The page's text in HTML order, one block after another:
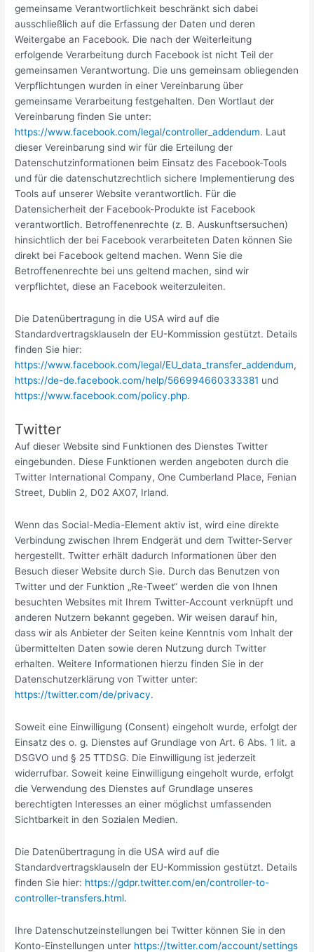
gemeinsame Verantwortlichkeit beschränkt sich dabei
ausschließlich auf die Erfassung der Daten und deren
Weitergabe an Facebook. Die nach der Weiterleitung
erfolgende Verarbeitung durch Facebook ist nicht Teil der
gemeinsamen Verantwortung. Die uns gemeinsam obliegenden
Verpflichtungen wurden in einer Vereinbarung über
gemeinsame Verarbeitung festgehalten. Den Wortlaut der
Vereinbarung finden Sie unter:
https://www.facebook.com/legal/controller_addendum. Laut
dieser Vereinbarung sind wir für die Erteilung der
Datenschutzinformationen beim Einsatz des Facebook-Tools
und für die datenschutzrechtlich sichere Implementierung des
Tools auf unserer Website verantwortlich. Für die
Datensicherheit der Facebook-Produkte ist Facebook
verantwortlich. Betroffenenrechte (z. B. Auskunftsersuchen)
hinsichtlich der bei Facebook verarbeiteten Daten können Sie
direkt bei Facebook geltend machen. Wenn Sie die
Betroffenenrechte bei uns geltend machen, sind wir
verpflichtet, diese an Facebook weiterzuleiten.
Die Datenübertragung in die USA wird auf die
Standardvertragsklauseln der EU-Kommission gestützt. Details
finden Sie hier:
https://www.facebook.com/legal/EU_data_transfer_addendum,
https://de-de.facebook.com/help/566994660333381 und
https://www.facebook.com/policy.php.
Twitter
Auf dieser Website sind Funktionen des Dienstes Twitter
eingebunden. Diese Funktionen werden angeboten durch die
Twitter International Company, One Cumberland Place, Fenian
Street, Dublin 2, D02 AX07, Irland.
Wenn das Social-Media-Element aktiv ist, wird eine direkte
Verbindung zwischen Ihrem Endgerät und dem Twitter-Server
hergestellt. Twitter erhält dadurch Informationen über den
Besuch dieser Website durch Sie. Durch das Benutzen von
Twitter und der Funktion „Re-Tweet“ werden die von Ihnen
besuchten Websites mit Ihrem Twitter-Account verknüpft und
anderen Nutzern bekannt gegeben. Wir weisen darauf hin,
dass wir als Anbieter der Seiten keine Kenntnis vom Inhalt der
übermittelten Daten sowie deren Nutzung durch Twitter
erhalten. Weitere Informationen hierzu finden Sie in der
Datenschutzerklärung von Twitter unter:
https://twitter.com/de/privacy.
Soweit eine Einwilligung (Consent) eingeholt wurde, erfolgt der
Einsatz des o. g. Dienstes auf Grundlage von Art. 6 Abs. 1 lit. a
DSGVO und § 25 TTDSG. Die Einwilligung ist jederzeit
widerrufbar. Soweit keine Einwilligung eingeholt wurde, erfolgt
die Verwendung des Dienstes auf Grundlage unseres
berechtigten Interesses an einer möglichst umfassenden
Sichtbarkeit in den Sozialen Medien.
Die Datenübertragung in die USA wird auf die
Standardvertragsklauseln der EU-Kommission gestützt. Details
finden Sie hier: https://gdpr.twitter.com/en/controller-to-
controller-transfers.html.
Ihre Datenschutzeinstellungen bei Twitter können Sie in den
Konto-Einstellungen unter https://twitter.com/account/settings